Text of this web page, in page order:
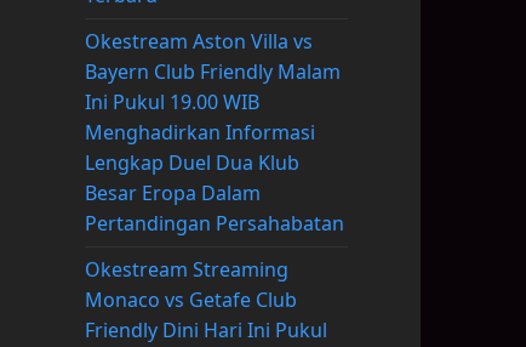
Okestream Aston Villa vs
Bayern Club Friendly Malam
Ini Pukul 19.00 WIB
Menghadirkan Informasi
Lengkap Duel Dua Klub
Besar Eropa Dalam
Pertandingan Persahabatan
Okestream Streaming
Monaco vs Getafe Club
Friendly Dini Hari Ini Pukul